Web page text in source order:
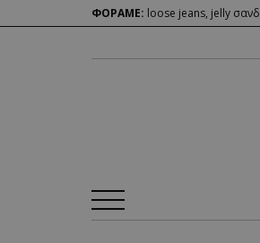
ΦΟΡΑΜΕ: loose jeans, jelly